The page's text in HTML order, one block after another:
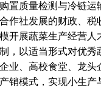
置质量检测与冷链
作社发展的财政、
开展蔬菜生产经营
，以适当形式对优
业、高校食堂、龙
销模式，实现小生